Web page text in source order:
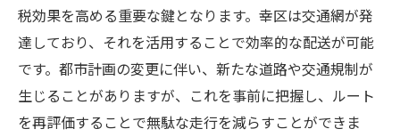
税効果を高める重要な鍵となります。幸区は交通網が発
達しており、それを活用することで効率的な配送が可能
です。都市計画の変更に伴い、新たな道路や交通規制が
生じることがありますが、これを事前に把握し、ルート
を再評価することで無駄な走行を減らすことができま